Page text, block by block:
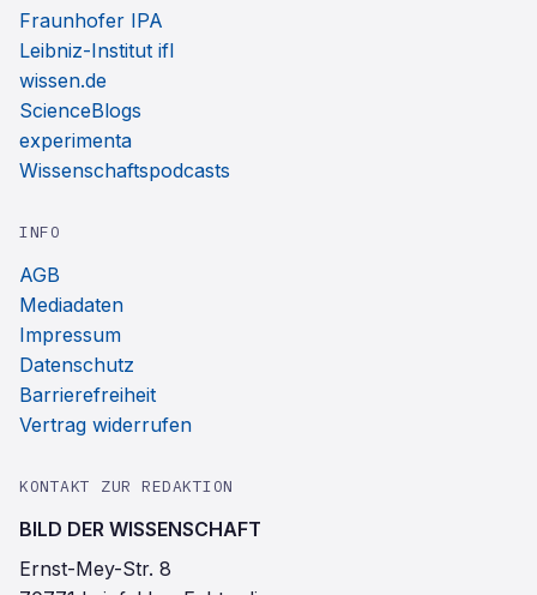
Fraunhofer IPA
Leibniz-Institut ifl
wissen.de
ScienceBlogs
experimenta
Wissenschaftspodcasts
INFO
AGB
Mediadaten
Impressum
Datenschutz
Barrierefreiheit
Vertrag widerrufen
KONTAKT ZUR REDAKTION
BILD DER WISSENSCHAFT
Ernst-Mey-Str. 8